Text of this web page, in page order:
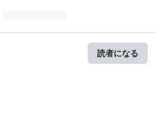
読者になる